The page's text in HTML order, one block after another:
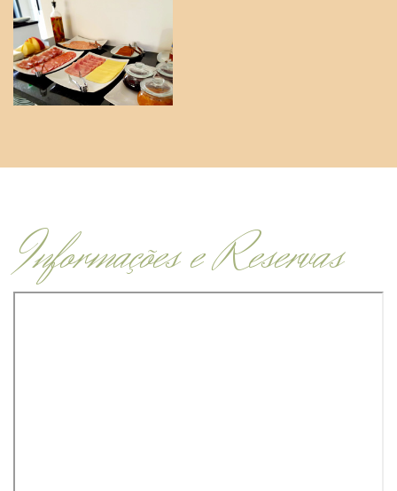
Informações e Reservas